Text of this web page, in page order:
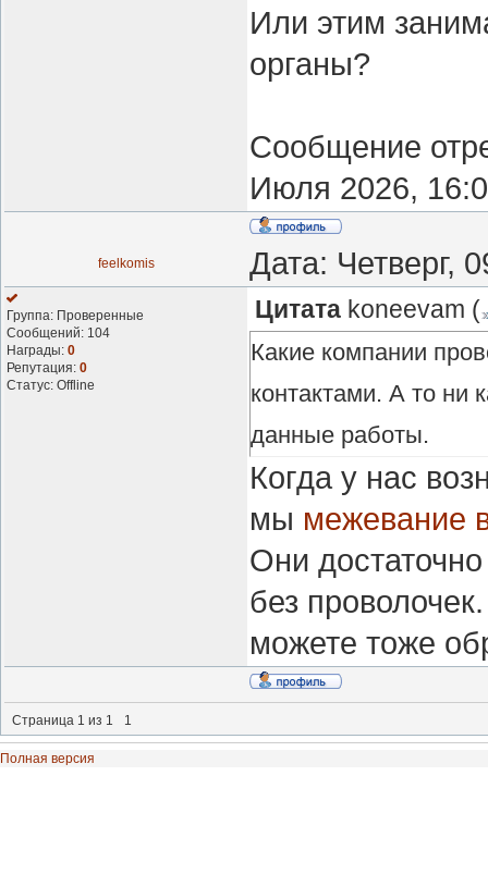
Или этим
органы?
Сообщение
Июля 2026,
feelkomis Дата: Четверг,
Группа: Проверенные
Сообщений: 104
Награды: 0
Репутация: 0
Статус: Offline
Цитата koneevam (
Какие компании
контактами. А то ни
данные работы.
Когда у нас
мы межевание
Они
без
можете тоже
Страница 1 из 1 1
Полная версия